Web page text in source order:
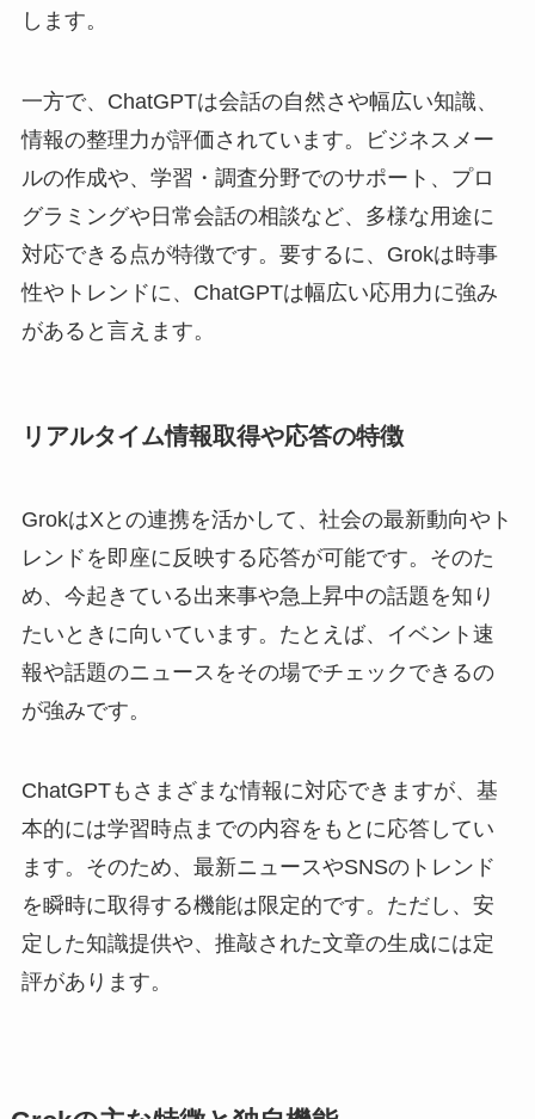
します。
一方で、ChatGPTは会話の自然さや幅広い知識、
情報の整理力が評価されています。ビジネスメー
ルの作成や、学習・調査分野でのサポート、プロ
グラミングや日常会話の相談など、多様な用途に
対応できる点が特徴です。要するに、Grokは時事
性やトレンドに、ChatGPTは幅広い応用力に強み
があると言えます。
リアルタイム情報取得や応答の特徴
GrokはXとの連携を活かして、社会の最新動向やト
レンドを即座に反映する応答が可能です。そのた
め、今起きている出来事や急上昇中の話題を知り
たいときに向いています。たとえば、イベント速
報や話題のニュースをその場でチェックできるの
が強みです。
ChatGPTもさまざまな情報に対応できますが、基
本的には学習時点までの内容をもとに応答してい
ます。そのため、最新ニュースやSNSのトレンド
を瞬時に取得する機能は限定的です。ただし、安
定した知識提供や、推敲された文章の生成には定
評があります。